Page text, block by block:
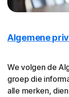
Algemene
We volgen de
groep die
alle merken,